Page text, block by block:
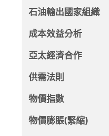
石油輸出國家組織
成本效益分析
亞太經濟合作
供需法則
物價指數
物價膨脹(緊縮)